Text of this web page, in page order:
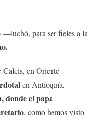
—luchó, para ser fieles a la
Calcis, en Oriente
en Antioquía,
donde el papa
, como hemos visto